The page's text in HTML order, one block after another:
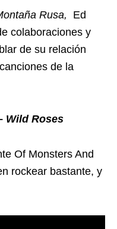
Rusa, Ed
colaboraciones y
de su relación
de la
Wild Roses
Of Monsters And
rockear bastante, y